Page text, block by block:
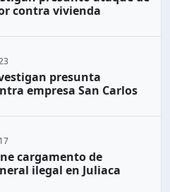
contra vivienda
presunta
empresa San Carlos
cargamento de
ilegal en Juliaca